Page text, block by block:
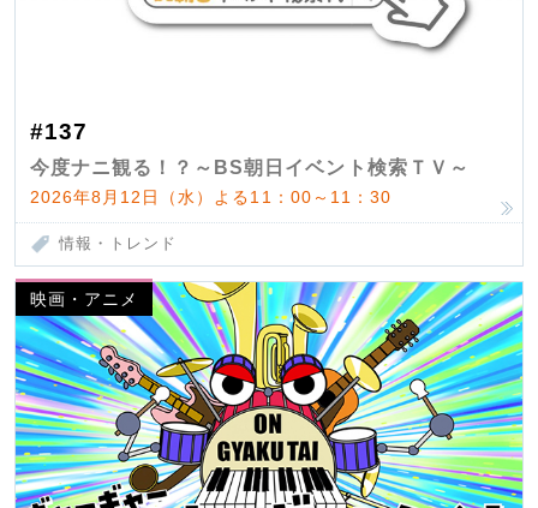
#137
今度ナニ観る！？～BS朝日イベント検索ＴＶ～
2026年8月12日（水）よる11：00～11：30
情報・トレンド
映画・アニメ